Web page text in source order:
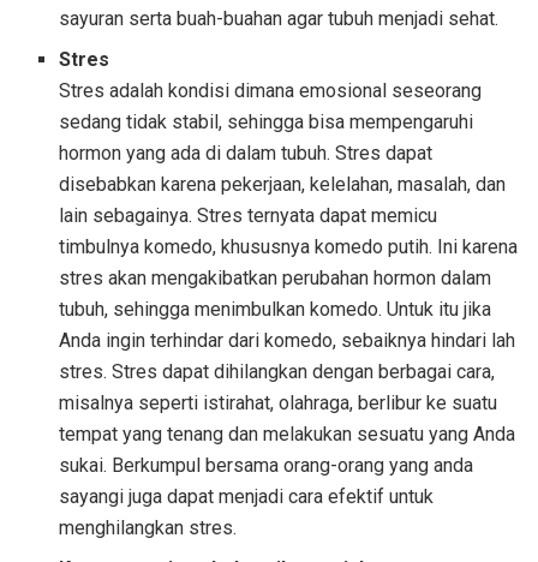
sayuran serta buah-buahan agar tubuh menjadi sehat.
Stres
Stres adalah kondisi dimana emosional seseorang
sedang tidak stabil, sehingga bisa mempengaruhi
hormon yang ada di dalam tubuh. Stres dapat
disebabkan karena pekerjaan, kelelahan, masalah, dan
lain sebagainya. Stres ternyata dapat memicu
timbulnya komedo, khususnya komedo putih. Ini karena
stres akan mengakibatkan perubahan hormon dalam
tubuh, sehingga menimbulkan komedo. Untuk itu jika
Anda ingin terhindar dari komedo, sebaiknya hindari lah
stres. Stres dapat dihilangkan dengan berbagai cara,
misalnya seperti istirahat, olahraga, berlibur ke suatu
tempat yang tenang dan melakukan sesuatu yang Anda
sukai. Berkumpul bersama orang-orang yang anda
sayangi juga dapat menjadi cara efektif untuk
menghilangkan stres.